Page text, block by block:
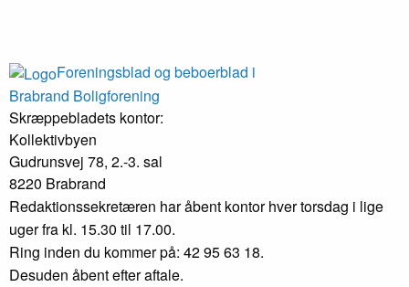
Foreningsblad og beboerblad i
Brabrand Boligforening
Skræppebladets kontor:
Kollektivbyen
Gudrunsvej 78, 2.-3. sal
8220 Brabrand
Redaktionssekretæren har åbent kontor hver torsdag i lige
uger fra kl. 15.30 til 17.00.
Ring inden du kommer på: 42 95 63 18.
Desuden åbent efter aftale.